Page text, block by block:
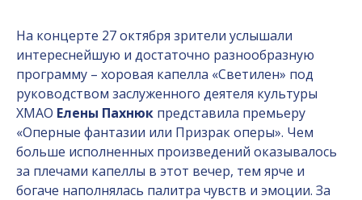
На концерте 27 октября зрители услышали
интереснейшую и достаточно разнообразную
программу – хоровая капелла «Светилен» под
руководством заслуженного деятеля культуры
ХМАО Елены Пахнюк представила премьеру
«Оперные фантазии или Призрак оперы». Чем
больше исполненных произведений оказывалось
за плечами капеллы в этот вечер, тем ярче и
богаче наполнялась палитра чувств и эмоции. За